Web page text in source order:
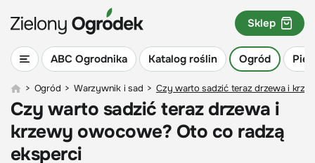
ABC Ogrodnika Katalog roślin Ogród
Sklep
> Ogród > Warzywnik i sad > Czy warto sadzić teraz drzewa i
Czy warto sadzić teraz drzewa i
krzewy owocowe? Oto co radzą
eksperci